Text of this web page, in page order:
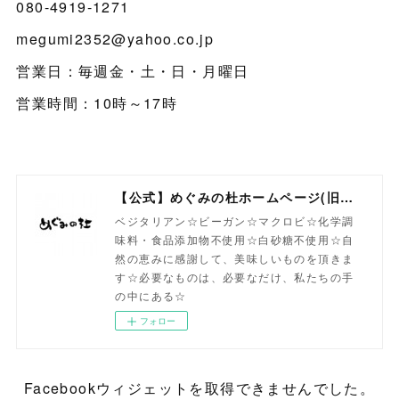
080-4919-1271
megumi2352@yahoo.co.jp
営業日：毎週金・土・日・月曜日
営業時間：10時～17時
【公式】めぐみの杜ホームページ(旧自然食工房）
ベジタリアン☆ビーガン☆マクロビ☆化学調
味料・食品添加物不使用☆白砂糖不使用☆自
然の恵みに感謝して、美味しいものを頂きま
す☆必要なものは、必要なだけ、私たちの手
の中にある☆
フォロー
Facebookウィジェットを取得できませんでした。